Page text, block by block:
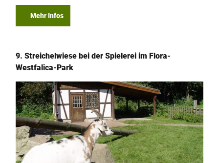
Mehr Infos
9. Streichelwiese bei der Spielerei im Flora-
Westfalica-Park